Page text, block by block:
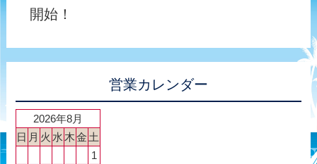
開始！
営業カレンダー
2026年8月
日 月 火 水 木金 土
1